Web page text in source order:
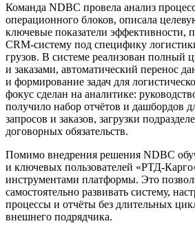
Команда NDBC провела анализ
операционного блоков, описала
ключевые показатели эффективности,
CRM-систему под специфику
грузов. В системе реализован полный
и заказами, автоматический перенос
и формирование задач для
фокус сделан на аналитике:
получило набор отчётов и дашбордов
запросов и заказов, загрузки
договорных обязательств.
Помимо внедрения решения NDBC
и ключевых пользователей «РТД-
инструментами платформы. Это
самостоятельно развивать систему,
процессы и отчёты без длительных
внешнего подрядчика.